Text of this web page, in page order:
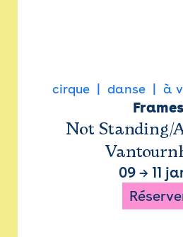
cirque danse à
Frames
Not Standing/
09→ 11